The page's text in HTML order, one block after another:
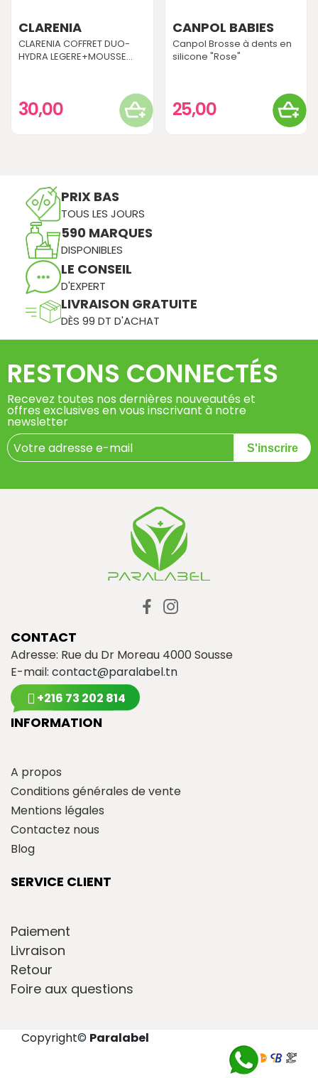
CLARENIA
CLARENIA COFFRET DUO-
HYDRA LEGERE+MOUSSE...
30,00
CANPOL BABIES
Canpol Brosse à dents en
silicone "Rose"
25,00
PRIX BAS
TOUS LES JOURS
590 MARQUES
DISPONIBLES
LE CONSEIL
D'EXPERT
LIVRAISON GRATUITE
DÈS 99 DT D'ACHAT
RESTONS CONNECTÉS
Recevez toutes nos dernières nouveautés et
offres exclusives en vous inscrivant à notre
newsletter
S'inscrire
CONTACT
Adresse: Rue du Dr Moreau 4000 Sousse
E-mail: contact@paralabel.tn
+216 73 202 814
INFORMATION
A propos
Conditions générales de vente
Mentions légales
Contactez nous
Blog
SERVICE CLIENT
Paiement
Livraison
Retour
Foire aux questions
Copyright© Paralabel